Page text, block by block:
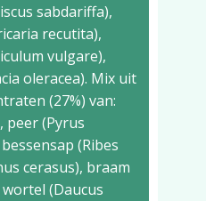
sabdariffa),
recutita),
vulgare),
oleracea). Mix uit
(27%) van:
peer (Pyrus
(Ribes
cerasus), braam
(Daucus